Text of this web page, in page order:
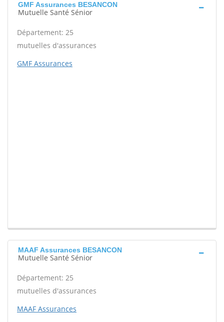
GMF Assurances BESANCON
Mutuelle Santé Sénior
Département: 25
mutuelles d'assurances
GMF Assurances
MAAF Assurances BESANCON
Mutuelle Santé Sénior
Département: 25
mutuelles d'assurances
MAAF Assurances